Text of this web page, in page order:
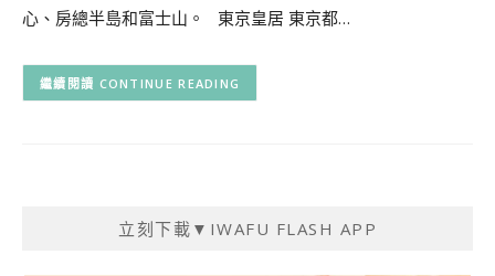
心、房總半島和富士山。 東京皇居 東京都…
CONTINUE READING
立刻下載▼IWAFU FLASH APP